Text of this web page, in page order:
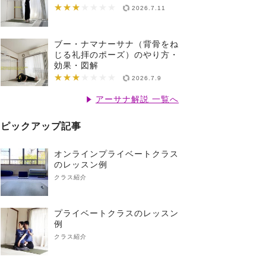
★★★
★★★★★★★ 2026.7.11
ブー・ナマナーサナ（背骨をね
じる礼拝のポーズ）のやり方・
効果・図解
★★★
★★★★★★★ 2026.7.9
アーサナ解説 一覧へ
ピックアップ記事
オンラインプライベートクラス
のレッスン例
クラス紹介
プライベートクラスのレッスン
例
クラス紹介